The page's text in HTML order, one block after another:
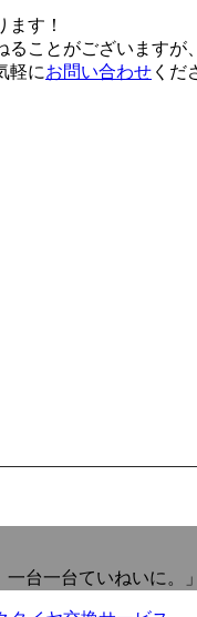
す！
ことがございます
軽にお問い合わせ くだ
一台一台ていねいに